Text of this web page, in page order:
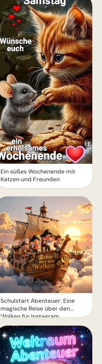
Ein süßes Wochenende mit
Katzen und Freunden
Schulstart Abenteuer: Eine
magische Reise über den
Wolken für Instagram